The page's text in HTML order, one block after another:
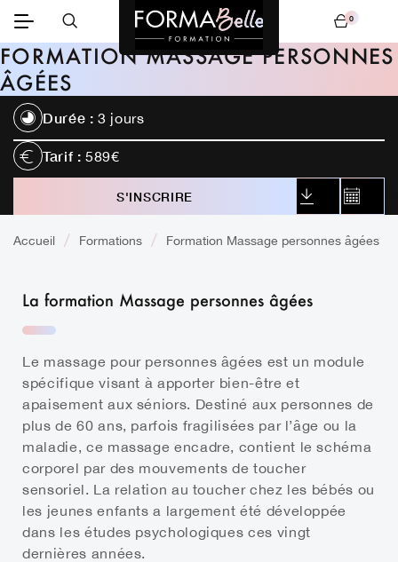
0
FORMATION MASSAGE PERSONNES
ÂGÉES
Durée : 3 jours
Tarif : 589€
TÉLÉCHARGER
LE CONTENU
S'INSCRIRE
Accueil Formations Formation Massage personnes âgées
La formation Massage personnes âgées
Le massage pour personnes âgées est un module
spécifique visant à apporter bien-être et
apaisement aux séniors. Destiné aux personnes de
plus de 60 ans, parfois fragilisées par l’âge ou la
maladie, ce massage encadre, contient le schéma
corporel par des mouvements de toucher
sensoriel. La relation au toucher chez les bébés ou
les jeunes enfants a largement été développée
dans les études psychologiques ces vingt
dernières années.